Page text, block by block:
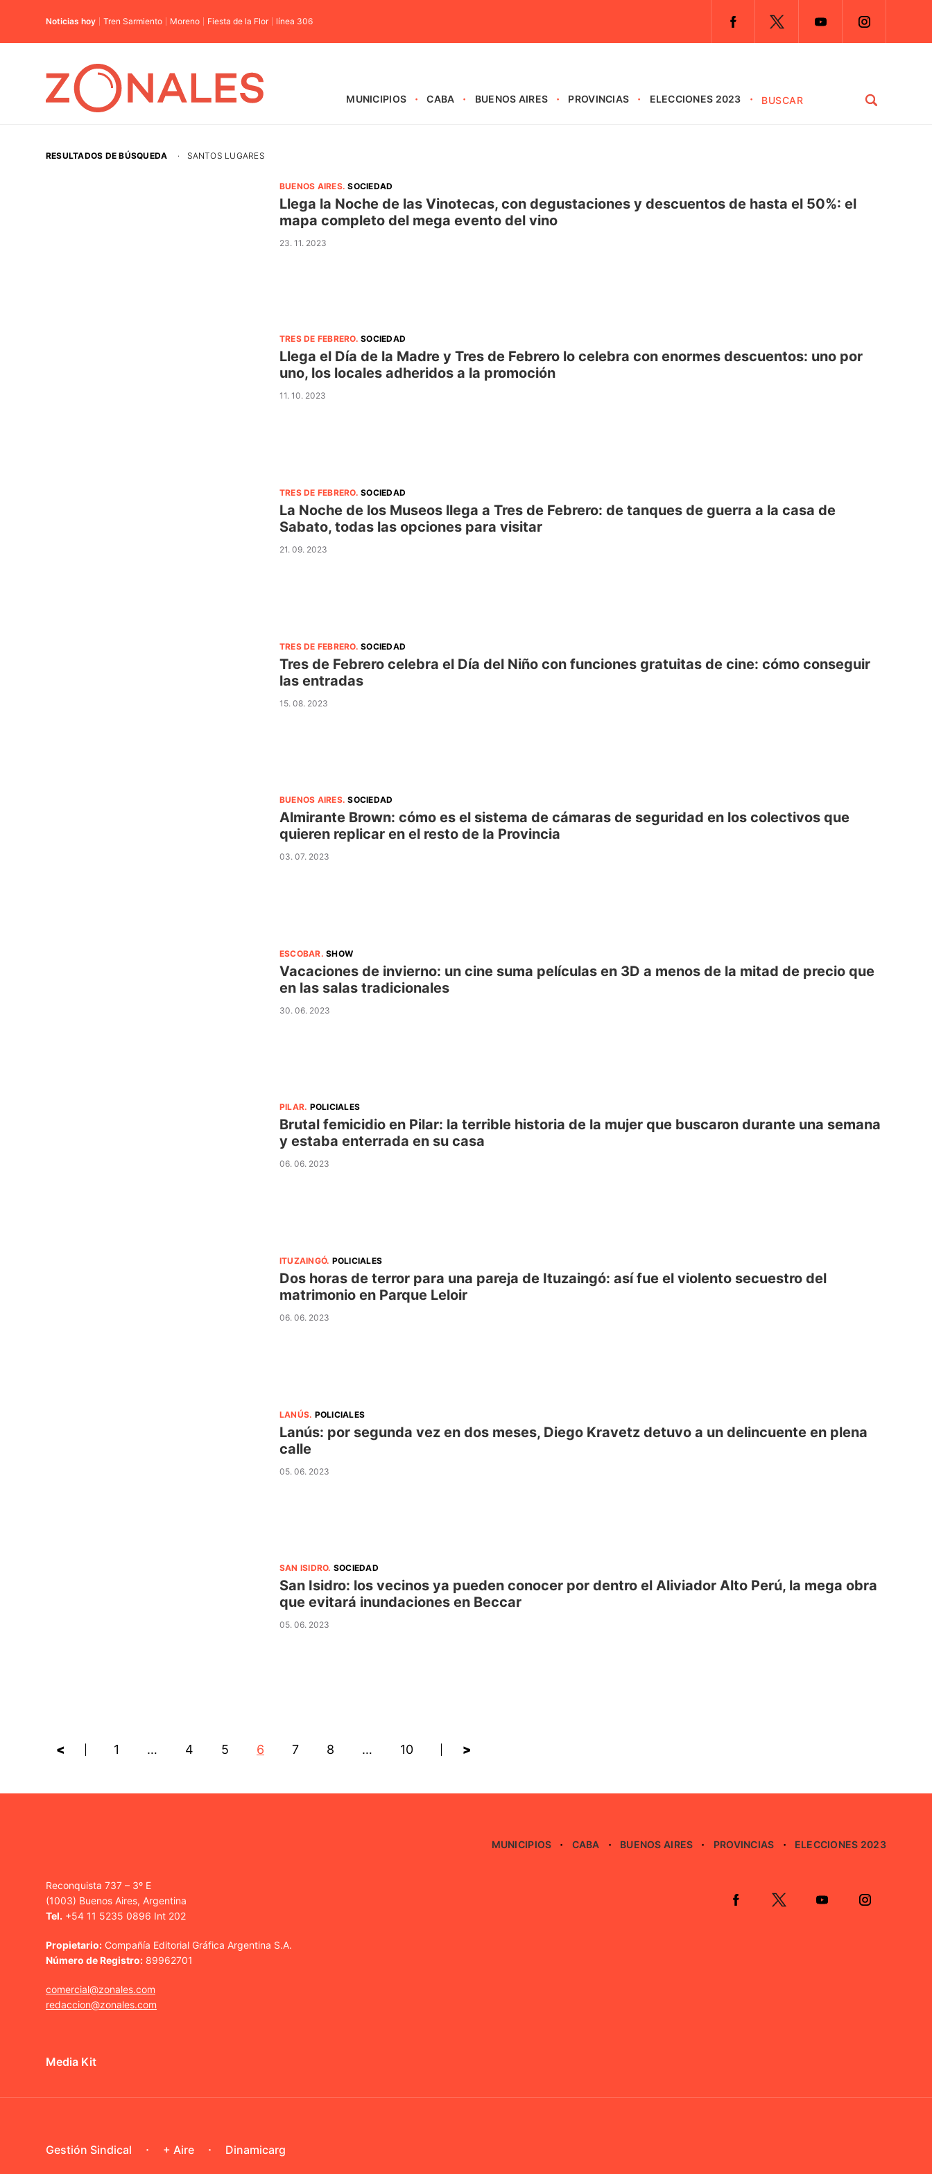
Noticias hoy Tren Sarmiento Moreno Fiesta de la Flor línea 306
MUNICIPIOS CABA BUENOS AIRES PROVINCIAS ELECCIONES 2023
RESULTADOS DE BÚSQUEDA · SANTOS LUGARES
BUENOS AIRES.SOCIEDAD
Llega la Noche de las Vinotecas, con degustaciones y descuentos de hasta el 50%: el
mapa completo del mega evento del vino
23. 11. 2023
TRES DE FEBRERO.SOCIEDAD
Llega el Día de la Madre y Tres de Febrero lo celebra con enormes descuentos: uno por
uno, los locales adheridos a la promoción
11. 10. 2023
TRES DE FEBRERO.SOCIEDAD
La Noche de los Museos llega a Tres de Febrero: de tanques de guerra a la casa de
Sabato, todas las opciones para visitar
21. 09. 2023
TRES DE FEBRERO.SOCIEDAD
Tres de Febrero celebra el Día del Niño con funciones gratuitas de cine: cómo conseguir
las entradas
15. 08. 2023
BUENOS AIRES.SOCIEDAD
Almirante Brown: cómo es el sistema de cámaras de seguridad en los colectivos que
quieren replicar en el resto de la Provincia
03. 07. 2023
ESCOBAR.SHOW
Vacaciones de invierno: un cine suma películas en 3D a menos de la mitad de precio que
en las salas tradicionales
30. 06. 2023
PILAR. POLICIALES
Brutal femicidio en Pilar: la terrible historia de la mujer que buscaron durante una semana
y estaba enterrada en su casa
06. 06. 2023
ITUZAINGÓ. POLICIALES
Dos horas de terror para una pareja de Ituzaingó: así fue el violento secuestro del
matrimonio en Parque Leloir
06. 06. 2023
LANÚS. POLICIALES
Lanús: por segunda vez en dos meses, Diego Kravetz detuvo a un delincuente en plena
calle
05. 06. 2023
SAN ISIDRO. SOCIEDAD
San Isidro: los vecinos ya pueden conocer por dentro el Aliviador Alto Perú, la mega obra
que evitará inundaciones en Beccar
05. 06. 2023
< 1 … 4 5 6 7 8 … 10 >
MUNICIPIOS CABA BUENOS AIRES PROVINCIAS ELECCIONES 2023
Reconquista 737 – 3º E
(1003) Buenos Aires, Argentina
Tel. +54 11 5235 0896 Int 202
Propietario: Compañía Editorial Gráfica Argentina S.A.
Número de Registro: 89962701
comercial@zonales.com
redaccion@zonales.com
Media Kit
Gestión Sindical + Aire Dinamicarg